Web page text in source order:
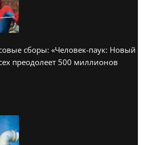
сборы: «Человек-паук: Новый
преодолеет 500 миллионов